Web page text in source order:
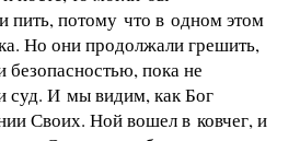
пить, потому что в одном этом
Но они продолжали грешить,
пока не
суд. И мы видим, как Бог
Своих. Ной вошел в ковчег, и